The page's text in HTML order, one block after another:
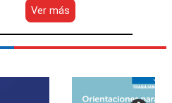
Ver más
Avanza
el
diseño
Servicios